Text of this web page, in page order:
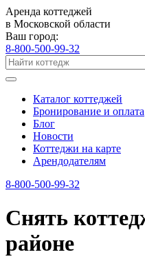
Аренда коттеджей
в Московской области
Ваш город:
8-800-500-99-32
Каталог коттеджей
Бронирование и оплата
Блог
Новости
Коттеджи на карте
Арендодателям
8-800-500-99-32
Снять
районе